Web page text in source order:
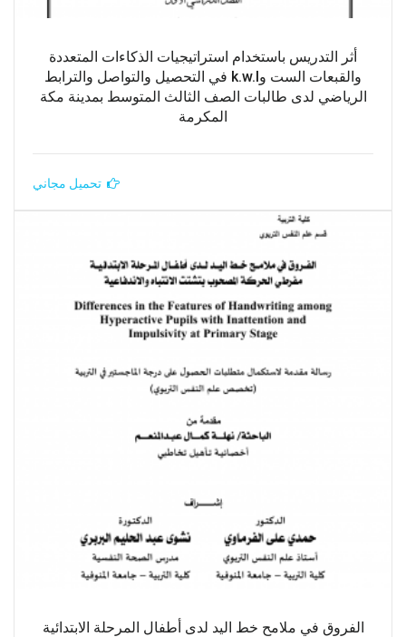
أثر التدريس باستخدام استراتيجيات الذكاءات المتعددة
والقبعات الست وk.w.l في التحصيل والتواصل والترابط
الرياضي لدى طالبات الصف الثالث المتوسط بمدينة مكة
المكرمة
تحميل مجاني
الفروق في ملامح خط اليد لدى أطفال المرحلة الابتدائية